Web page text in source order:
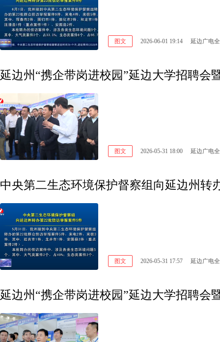
图文 2026-06-01 19:14 延边广电
图文 2026-05-31 18:00 延边广电
中央第二生态环境保护督察组向延边州转
图文 2026-05-31 17:57 延边广电
延边州“携企带岗进校园”延边大学招聘会